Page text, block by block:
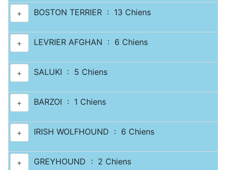
+ BOSTON TERRIER : 13 Chiens
+ LEVRIER AFGHAN : 6 Chiens
+ SALUKI : 5 Chiens
+ BARZOI : 1 Chiens
+ IRISH WOLFHOUND : 6 Chiens
+ GREYHOUND : 2 Chiens